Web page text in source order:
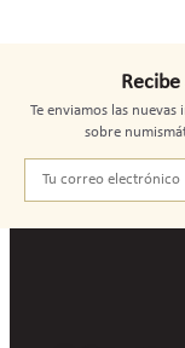
Te enviamos las
sobre